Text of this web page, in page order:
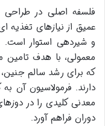
فلسفه اصلی در طراحی
عمیق از نیازهای تغذیه
و شیردهی استوار است.
معمولی، با هدف تامین
که برای رشد سالم
دارند. فرمولاسیون آن
معدنی کلیدی را در
دوران فراهم آورد.